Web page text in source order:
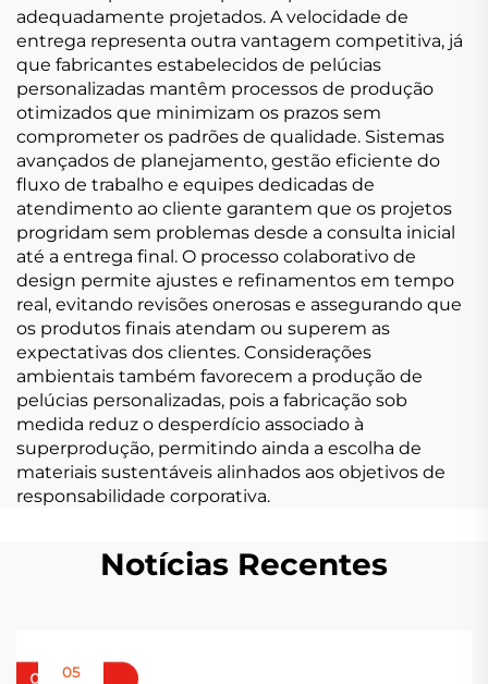
adequadamente projetados. A velocidade de
entrega representa outra vantagem competitiva, já
que fabricantes estabelecidos de pelúcias
personalizadas mantêm processos de produção
otimizados que minimizam os prazos sem
comprometer os padrões de qualidade. Sistemas
avançados de planejamento, gestão eficiente do
fluxo de trabalho e equipes dedicadas de
atendimento ao cliente garantem que os projetos
progridam sem problemas desde a consulta inicial
até a entrega final. O processo colaborativo de
design permite ajustes e refinamentos em tempo
real, evitando revisões onerosas e assegurando que
os produtos finais atendam ou superem as
expectativas dos clientes. Considerações
ambientais também favorecem a produção de
pelúcias personalizadas, pois a fabricação sob
medida reduz o desperdício associado à
superprodução, permitindo ainda a escolha de
materiais sustentáveis alinhados aos objetivos de
responsabilidade corporativa.
Notícias Recentes
05